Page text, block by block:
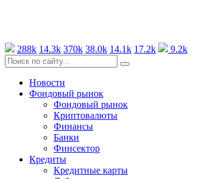
288k 14.3k 370k 38.0k 14.1k 17.2k 9.2k
Новости
Фондовый рынок
Фондовый рынок
Криптовалюты
Финансы
Банки
Финсектор
Кредиты
Кредитные карты